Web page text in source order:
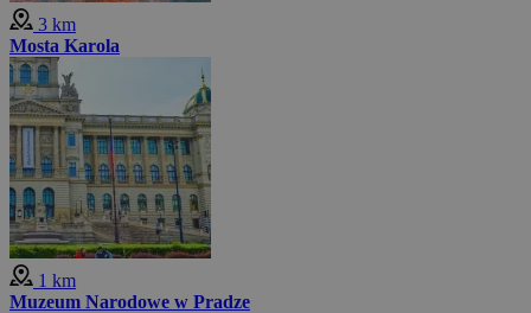
3 km
Mosta Karola
1 km
Muzeum Narodowe w Pradze